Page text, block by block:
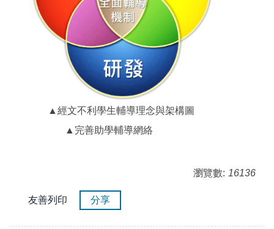
▲經文不利學生輔導理念與架構圖
▲完善助學輔導網絡
瀏覽數: 16136
友善列印 分享